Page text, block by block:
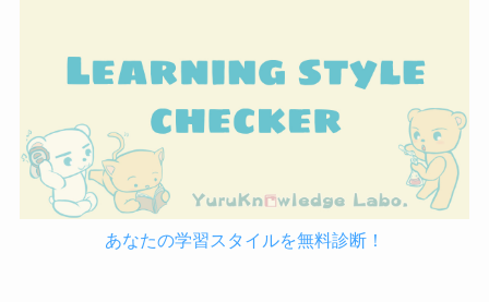
あなたの学習スタイルを無料診断！